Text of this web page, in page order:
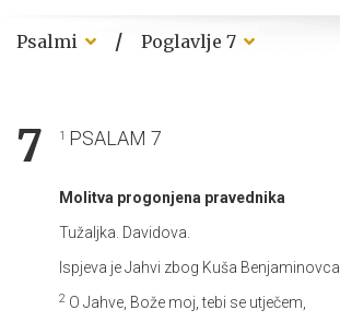
Psalmi / Poglavlje 7
7 1 PSALAM 7
Molitva progonjena pravednika
Tužaljka. Davidova.
Ispjeva je Jahvi zbog Kuša Benjaminovca.
2 O Jahve, Bože moj, tebi se utječem,